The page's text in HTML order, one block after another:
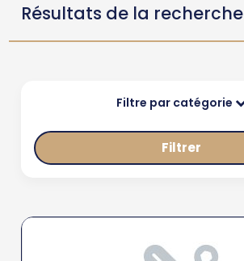
Résultats de la recherche
Filtre par catégorie
Filtrer